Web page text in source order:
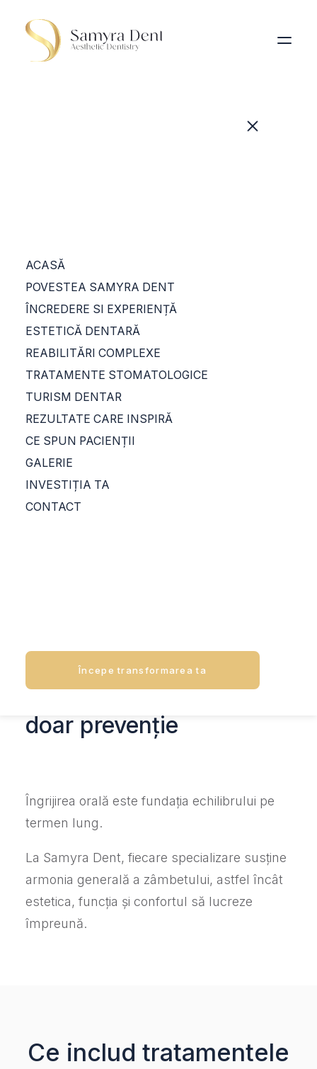
ACASĂ
POVESTEA SAMYRA DENT
ÎNCREDERE SI EXPERIENȚĂ
ESTETICĂ DENTARĂ
REABILITĂRI COMPLEXE
TRATAMENTE STOMATOLOGICE
TURISM DENTAR
REZULTATE CARE INSPIRĂ
CE SPUN PACIENȚII
GALERIE
INVESTIȚIA TA
CONTACT
Începe transformarea ta
Tratamente
stomatologice
Îngrijirea orală nu este
doar prevenție
Îngrijirea orală este fundația echilibrului pe
termen lung.
La Samyra Dent, fiecare specializare susține
armonia generală a zâmbetului, astfel încât
estetica, funcția și confortul să lucreze
împreună.
Ce includ tratamentele